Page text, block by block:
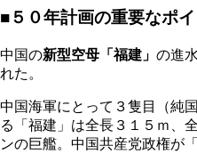
■５０年計画の重要なポイ
中国の新型空母「福建」 の進
れた。
中国海軍にとって３隻目（純
る「福建」は全長３１５ｍ、
ンの巨艦。中国共産党政権が